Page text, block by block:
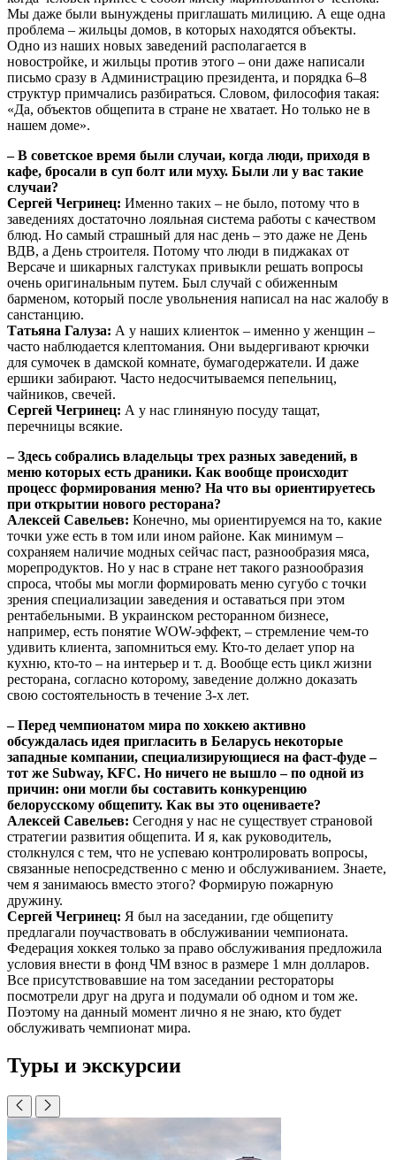
Мы даже были вынуждены приглашать милицию. А еще одна
проблема – жильцы домов, в которых находятся объекты.
Одно из наших новых заведений располагается в
новостройке, и жильцы против этого – они даже написали
письмо сразу в Администрацию президента, и порядка 6–8
структур примчались разбираться. Словом, философия такая:
«Да, объектов общепита в стране не хватает. Но только не в
нашем доме».
– В советское время были случаи, когда люди, приходя в
кафе, бросали в суп болт или муху. Были ли у вас такие
случаи?
Сергей Чегринец: Именно таких – не было, потому что в
заведениях достаточно лояльная система работы с качеством
блюд. Но самый страшный для нас день – это даже не День
ВДВ, а День строителя. Потому что люди в пиджаках от
Версаче и шикарных галстуках привыкли решать вопросы
очень оригинальным путем. Был случай с обиженным
барменом, который после увольнения написал на нас жалобу в
санстанцию.
Татьяна Галуза: А у наших клиенток – именно у женщин –
часто наблюдается клептомания. Они выдергивают крючки
для сумочек в дамской комнате, бумагодержатели. И даже
ершики забирают. Часто недосчитываемся пепельниц,
чайников, свечей.
Сергей Чегринец: А у нас глиняную посуду тащат,
перечницы всякие.
– Здесь собрались владельцы трех разных заведений, в
меню которых есть драники. Как вообще происходит
процесс формирования меню? На что вы ориентируетесь
при открытии нового ресторана?
Алексей Савельев: Конечно, мы ориентируемся на то, какие
точки уже есть в том или ином районе. Как минимум –
сохраняем наличие модных сейчас паст, разнообразия мяса,
морепродуктов. Но у нас в стране нет такого разнообразия
спроса, чтобы мы могли формировать меню сугубо с точки
зрения специализации заведения и оставаться при этом
рентабельными. В украинском ресторанном бизнесе,
например, есть понятие WOW-эффект, – стремление чем-то
удивить клиента, запомниться ему. Кто-то делает упор на
кухню, кто-то – на интерьер и т. д. Вообще есть цикл жизни
ресторана, согласно которому, заведение должно доказать
свою состоятельность в течение 3-х лет.
– Перед чемпионатом мира по хоккею активно
обсуждалась идея пригласить в Беларусь некоторые
западные компании, специализирующиеся на фаст-фуде –
тот же Subway, KFC. Но ничего не вышло – по одной из
причин: они могли бы составить конкуренцию
белорусскому общепиту. Как вы это оцениваете?
Алексей Савельев: Сегодня у нас не существует страновой
стратегии развития общепита. И я, как руководитель,
столкнулся с тем, что не успеваю контролировать вопросы,
связанные непосредственно с меню и обслуживанием. Знаете,
чем я занимаюсь вместо этого? Формирую пожарную
дружину.
Сергей Чегринец: Я был на заседании, где общепиту
предлагали поучаствовать в обслуживании чемпионата.
Федерация хоккея только за право обслуживания предложила
условия внести в фонд ЧМ взнос в размере 1 млн долларов.
Все присутствовавшие на том заседании рестораторы
посмотрели друг на друга и подумали об одном и том же.
Поэтому на данный момент лично я не знаю, кто будет
обслуживать чемпионат мира.
Туры и экскурсии